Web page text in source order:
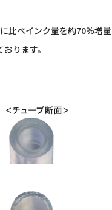
べインク量を約70％増
ります。